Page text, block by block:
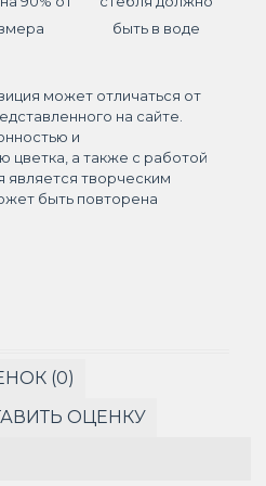
быть в воде
может отличаться от
на сайте.
и
цветка, а также с работой
является творческим
быть повторена
(0)
ОЦЕНКУ